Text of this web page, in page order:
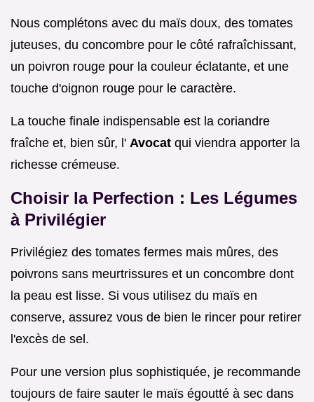
Nous complétons avec du maïs doux, des tomates
juteuses, du concombre pour le côté rafraîchissant,
un poivron rouge pour la couleur éclatante, et une
touche d'oignon rouge pour le caractère.
La touche finale indispensable est la coriandre
fraîche et, bien sûr, l' Avocat qui viendra apporter la
richesse crémeuse.
Choisir la Perfection : Les Légumes
à Privilégier
Privilégiez des tomates fermes mais mûres, des
poivrons sans meurtrissures et un concombre dont
la peau est lisse. Si vous utilisez du maïs en
conserve, assurez vous de bien le rincer pour retirer
l'excès de sel.
Pour une version plus sophistiquée, je recommande
toujours de faire sauter le maïs égoutté à sec dans